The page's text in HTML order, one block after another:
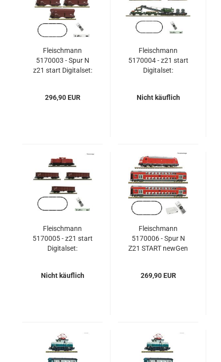
Fleischmann
5170003 - Spur N
z21 start Digitalset:
296,90 EUR
Fleischmann
5170004 - z21 start
Digitalset:
Nicht käuflich
Fleischmann
5170005 - z21 start
Digitalset:
AG
Nicht käuflich
Fleischmann
5170006 - Spur N
Z21 START newGen
245 mit
269,90 EUR